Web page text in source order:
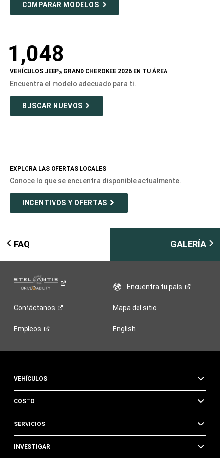
COMPARAR MODELOS
1,048
VEHÍCULOS JEEP® GRAND CHEROKEE 2026 EN TU ÁREA
Encuentra el modelo adecuado para ti.
BUSCAR NUEVOS
EXPLORA LAS OFERTAS LOCALES
Conoce lo que se encuentra disponible actualmente.
INCENTIVOS Y OFERTAS
FAQ GALERÍA
Encuentra tupaís
Contáctanos Mapa del sitio
Empleos English
VEHÍCULOS
COSTO
SERVICIOS
INVESTIGAR